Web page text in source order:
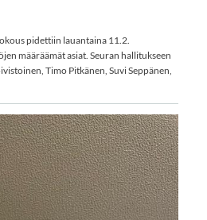
pidettiin lauantaina 11.2.
määräämät asiat. Seuran hallitukseen
Timo Pitkänen, Suvi Seppänen,